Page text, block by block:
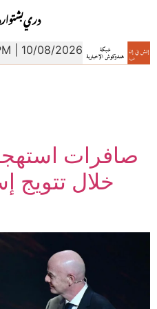
بشتودري
| 10/08/2026
صافرات
خلال تتويج